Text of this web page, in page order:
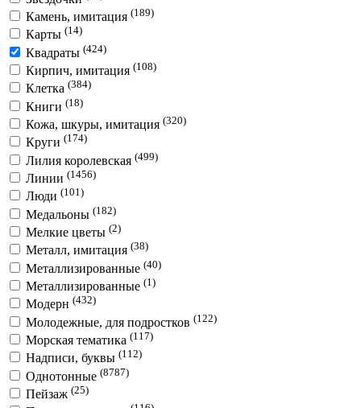
Камень, имитация (189)
Карты (14)
Квадраты (424)
Кирпич, имитация (108)
Клетка (384)
Книги (18)
Кожа, шкуры, имитация (320)
Круги (174)
Лилия королевская (499)
Линии (1456)
Люди (101)
Медальоны (182)
Мелкие цветы (2)
Металл, имитация (38)
Металлизированные (40)
Металлизированные (1)
Модерн (432)
Молодежные, для подростков (122)
Морская тематика (117)
Надписи, буквы (112)
Однотонные (8787)
Пейзаж (25)